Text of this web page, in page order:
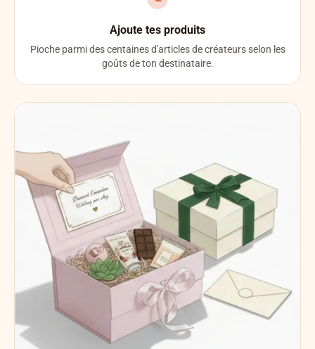
Ajoute tes produits
Pioche parmi des centaines d'articles de créateurs selon les
goûts de ton destinataire.